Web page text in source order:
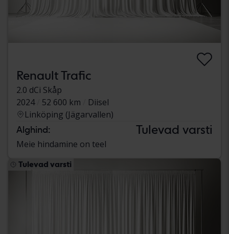
Renault Trafic
2.0 dCi Skåp
2024
52 600 km
Diisel
Linköping (Jägarvallen)
Alghind: Tulevad varsti
Meie hindamine on teel
Tulevad varsti